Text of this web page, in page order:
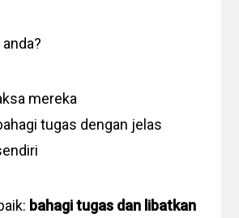
mereka
tugas dengan jelas
bahagi tugas dan libatkan